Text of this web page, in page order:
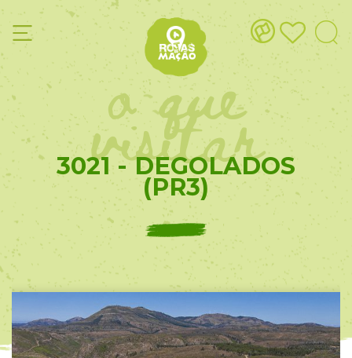
o que
visitar
3021 - DEGOLADOS
(PR3)